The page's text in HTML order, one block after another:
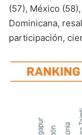
(57), México
Dominicana,
participación,